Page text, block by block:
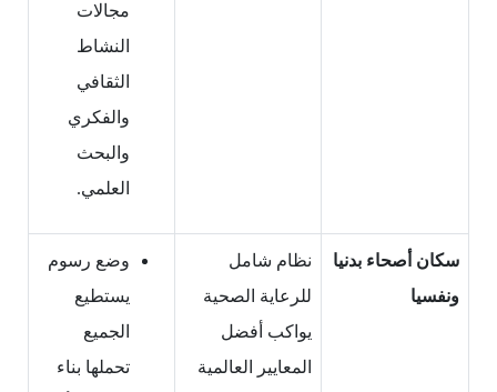
مجالات
النشاط
الثقافي
والفكري
والبحث
العلمي.
سكان أصحاء بدنيا
ونفسيا
نظام شامل
للرعاية الصحية
يواكب أفضل
المعايير العالمية
وضع رسوم
يستطيع
الجميع
تحملها بناء